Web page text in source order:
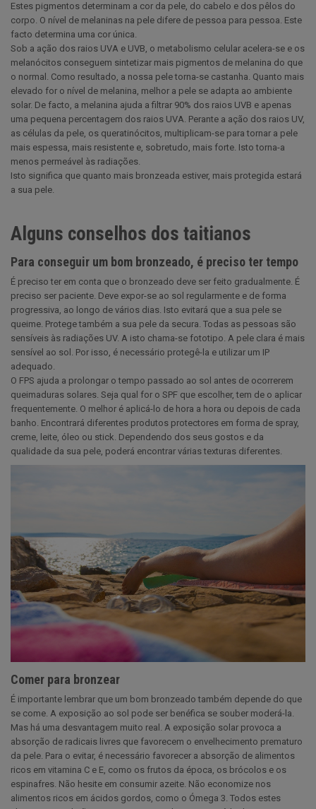
Estes pigmentos determinam a cor da pele, do cabelo e dos pêlos do
corpo. O nível de melaninas na pele difere de pessoa para pessoa. Este
facto determina uma cor única.
Sob a ação dos raios UVA e UVB, o metabolismo celular acelera-se e os
melanócitos conseguem sintetizar mais pigmentos de melanina do que
o normal. Como resultado, a nossa pele torna-se castanha. Quanto mais
elevado for o nível de melanina, melhor a pele se adapta ao ambiente
solar. De facto, a melanina ajuda a filtrar 90% dos raios UVB e apenas
uma pequena percentagem dos raios UVA. Perante a ação dos raios UV,
as células da pele, os queratinócitos, multiplicam-se para tornar a pele
mais espessa, mais resistente e, sobretudo, mais forte. Isto torna-a
menos permeável às radiações.
Isto significa que quanto mais bronzeada estiver, mais protegida estará
a sua pele.
Alguns conselhos dos taitianos
Para conseguir um bom bronzeado, é preciso ter tempo
É preciso ter em conta que o bronzeado deve ser feito gradualmente. É
preciso ser paciente. Deve expor-se ao sol regularmente e de forma
progressiva, ao longo de vários dias. Isto evitará que a sua pele se
queime. Protege também a sua pele da secura. Todas as pessoas são
sensíveis às radiações UV. A isto chama-se fototipo. A pele clara é mais
sensível ao sol. Por isso, é necessário protegê-la e utilizar um IP
adequado.
O FPS ajuda a prolongar o tempo passado ao sol antes de ocorrerem
queimaduras solares. Seja qual for o SPF que escolher, tem de o aplicar
frequentemente. O melhor é aplicá-lo de hora a hora ou depois de cada
banho. Encontrará diferentes produtos protectores em forma de spray,
creme, leite, óleo ou stick. Dependendo dos seus gostos e da
qualidade da sua pele, poderá encontrar várias texturas diferentes.
Comer para bronzear
É importante lembrar que um bom bronzeado também depende do que
se come. A exposição ao sol pode ser benéfica se souber moderá-la.
Mas há uma desvantagem muito real. A exposição solar provoca a
absorção de radicais livres que favorecem o envelhecimento prematuro
da pele. Para o evitar, é necessário favorecer a absorção de alimentos
ricos em vitamina C e E, como os frutos da época, os brócolos e os
espinafres. Não hesite em consumir azeite. Não economize nos
alimentos ricos em ácidos gordos, como o Ómega 3. Todos estes